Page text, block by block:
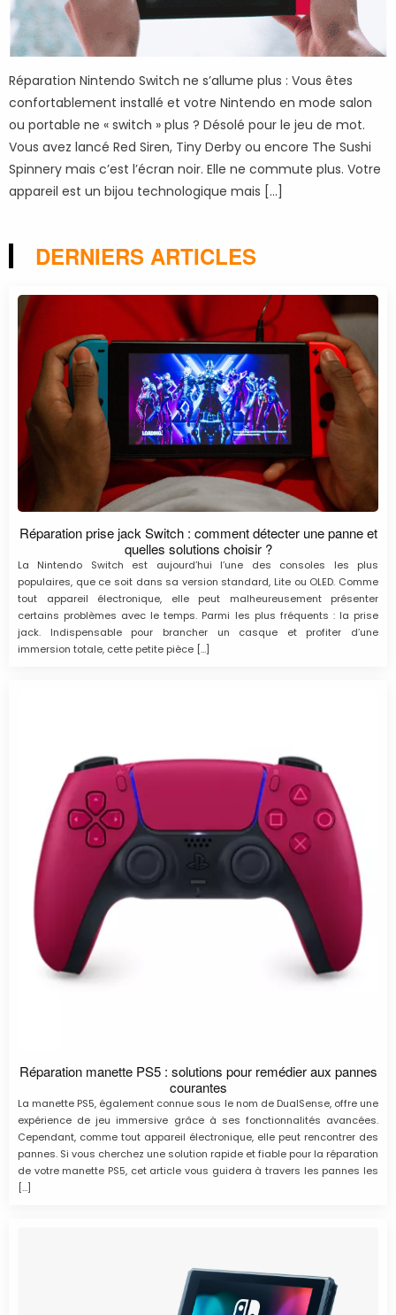
Réparation Nintendo Switch ne s’allume plus : Vous êtes
confortablement installé et votre Nintendo en mode salon
ou portable ne « switch » plus ? Désolé pour le jeu de mot.
Vous avez lancé Red Siren, Tiny Derby ou encore The Sushi
Spinnery mais c’est l’écran noir. Elle ne commute plus. Votre
appareil est un bijou technologique mais […]
DERNIERS ARTICLES
Réparation prise jack Switch : comment détecter une panne et
quelles solutions choisir ?
La Nintendo Switch est aujourd’hui l’une des consoles les plus
populaires, que ce soit dans sa version standard, Lite ou OLED. Comme
tout appareil électronique, elle peut malheureusement présenter
certains problèmes avec le temps. Parmi les plus fréquents : la prise
jack. Indispensable pour brancher un casque et profiter d’une
immersion totale, cette petite pièce […]
Réparation manette PS5 : solutions pour remédier aux pannes
courantes
La manette PS5, également connue sous le nom de DualSense, offre une
expérience de jeu immersive grâce à ses fonctionnalités avancées.
Cependant, comme tout appareil électronique, elle peut rencontrer des
pannes. Si vous cherchez une solution rapide et fiable pour la réparation
de votre manette PS5, cet article vous guidera à travers les pannes les
[…]